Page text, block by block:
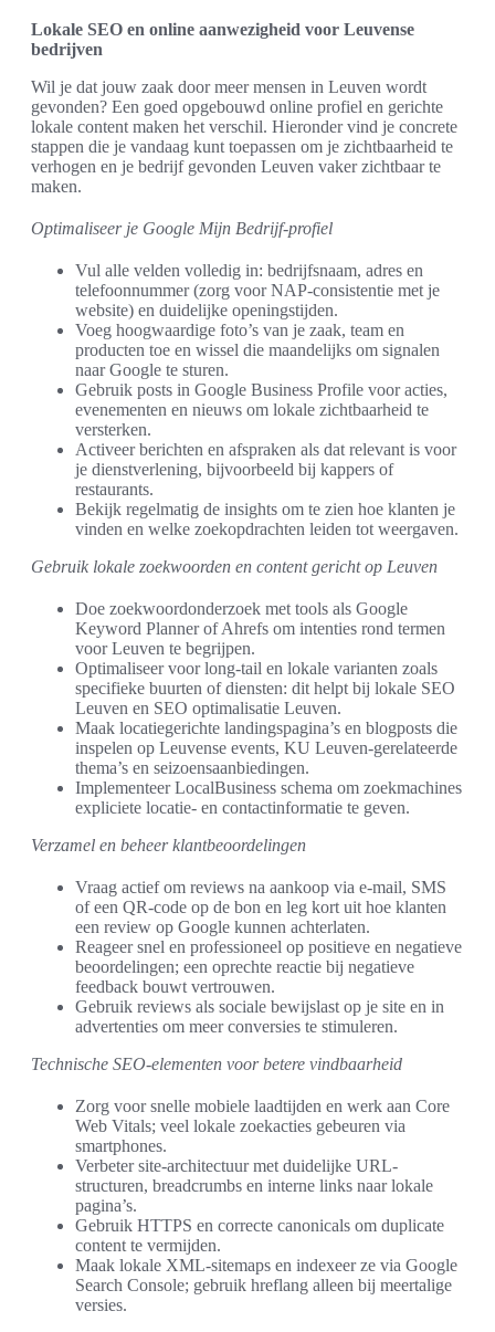
Lokale SEO en online aanwezigheid voor Leuvense
bedrijven
Wil je dat jouw zaak door meer mensen in Leuven wordt
gevonden? Een goed opgebouwd online profiel en gerichte
lokale content maken het verschil. Hieronder vind je concrete
stappen die je vandaag kunt toepassen om je zichtbaarheid te
verhogen en je bedrijf gevonden Leuven vaker zichtbaar te
maken.
Optimaliseer je Google Mijn Bedrijf-profiel
Vul alle velden volledig in: bedrijfsnaam, adres en
telefoonnummer (zorg voor NAP-consistentie met je
website) en duidelijke openingstijden.
Voeg hoogwaardige foto’s van je zaak, team en
producten toe en wissel die maandelijks om signalen
naar Google te sturen.
Gebruik posts in Google Business Profile voor acties,
evenementen en nieuws om lokale zichtbaarheid te
versterken.
Activeer berichten en afspraken als dat relevant is voor
je dienstverlening, bijvoorbeeld bij kappers of
restaurants.
Bekijk regelmatig de insights om te zien hoe klanten je
vinden en welke zoekopdrachten leiden tot weergaven.
Gebruik lokale zoekwoorden en content gericht op Leuven
Doe zoekwoordonderzoek met tools als Google
Keyword Planner of Ahrefs om intenties rond termen
voor Leuven te begrijpen.
Optimaliseer voor long-tail en lokale varianten zoals
specifieke buurten of diensten: dit helpt bij lokale SEO
Leuven en SEO optimalisatie Leuven.
Maak locatiegerichte landingspagina’s en blogposts die
inspelen op Leuvense events, KU Leuven-gerelateerde
thema’s en seizoensaanbiedingen.
Implementeer LocalBusiness schema om zoekmachines
expliciete locatie- en contactinformatie te geven.
Verzamel en beheer klantbeoordelingen
Vraag actief om reviews na aankoop via e-mail, SMS
of een QR-code op de bon en leg kort uit hoe klanten
een review op Google kunnen achterlaten.
Reageer snel en professioneel op positieve en negatieve
beoordelingen; een oprechte reactie bij negatieve
feedback bouwt vertrouwen.
Gebruik reviews als sociale bewijslast op je site en in
advertenties om meer conversies te stimuleren.
Technische SEO-elementen voor betere vindbaarheid
Zorg voor snelle mobiele laadtijden en werk aan Core
Web Vitals; veel lokale zoekacties gebeuren via
smartphones.
Verbeter site-architectuur met duidelijke URL-
structuren, breadcrumbs en interne links naar lokale
pagina’s.
Gebruik HTTPS en correcte canonicals om duplicate
content te vermijden.
Maak lokale XML-sitemaps en indexeer ze via Google
Search Console; gebruik hreflang alleen bij meertalige
versies.